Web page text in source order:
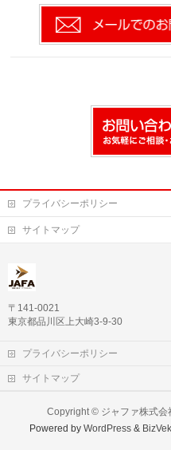
プライバシーポリシー
サイトマップ
〒141-0021
東京都品川区上大崎3-9-30
プライバシーポリシー
サイトマップ
Copyright © ジャファ株式
Powered byWordPress &